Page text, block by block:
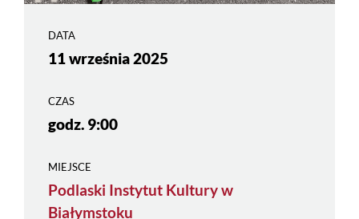
DATA
11 września 2025
CZAS
godz. 9:00
MIEJSCE
Podlaski Instytut Kultury w
Białymstoku